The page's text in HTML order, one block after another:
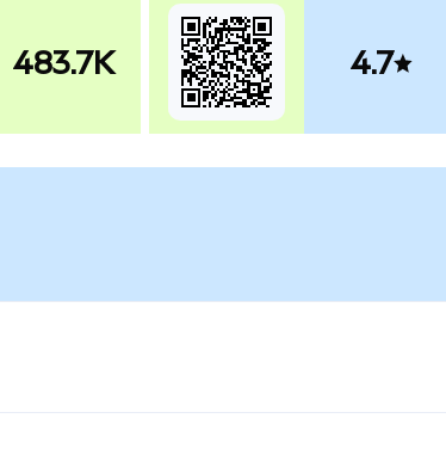
483.7K 4.7